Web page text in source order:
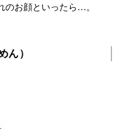
のお顔といったら…。
ん）